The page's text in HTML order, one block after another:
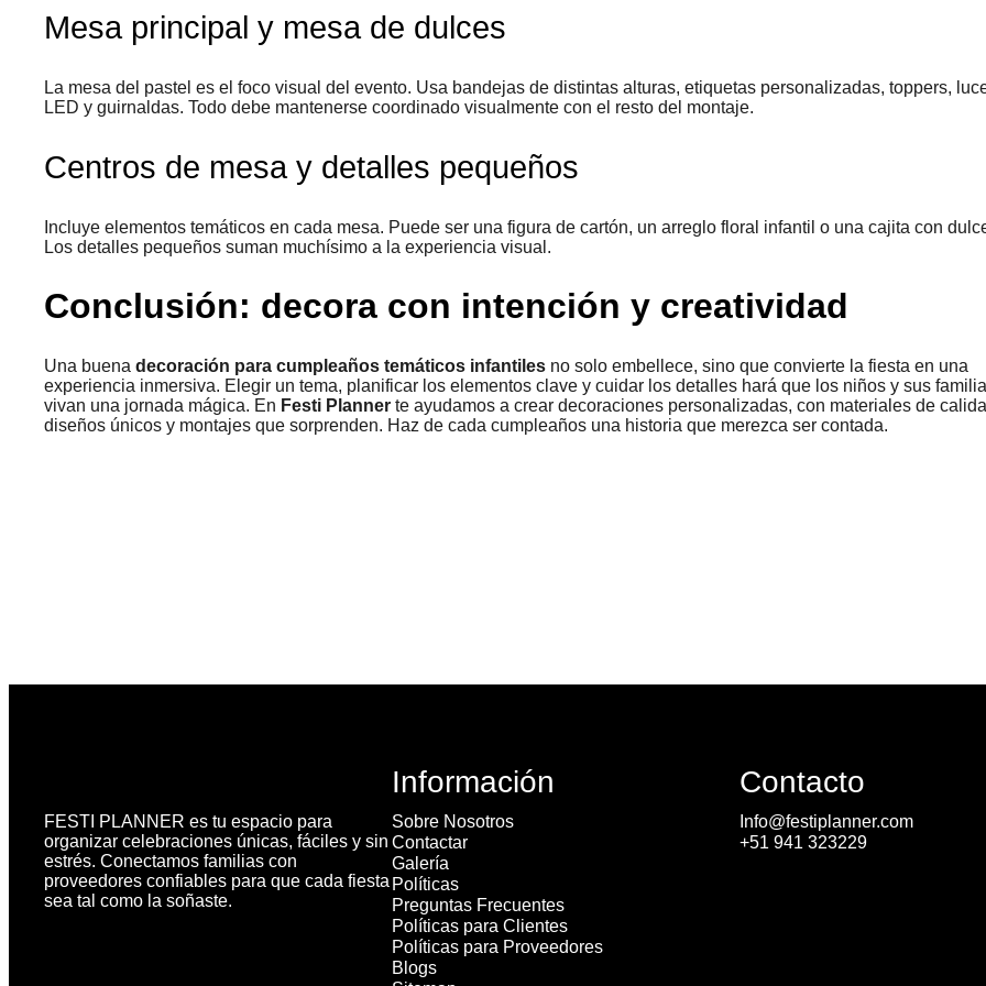
Mesa principal y mesa de dulces
La mesa del pastel es el foco visual del evento. Usa bandejas de distintas alturas, etiquetas personalizadas, toppers,
LED y guirnaldas. Todo debe mantenerse coordinado visualmente con el resto del montaje.
Centros de mesa y detalles pequeños
Incluye elementos temáticos en cada mesa. Puede ser una figura de cartón, un arreglo floral infantil o una cajita con
Los detalles pequeños suman muchísimo a la experiencia visual.
Conclusión: decora con intención y creatividad
Una buena decoración para cumpleaños temáticos infantiles no solo embellece, sino que convierte la fiesta en una
experiencia inmersiva. Elegir un tema, planificar los elementos clave y cuidar los detalles hará que los niños y sus
vivan una jornada mágica. En Festi Planner te ayudamos a crear decoraciones personalizadas, con materiales de
diseños únicos y montajes que sorprenden. Haz de cada cumpleaños una historia que merezca ser contada.
FESTI PLANNER es tu espacio para
organizar celebraciones únicas, fáciles y sin
estrés. Conectamos familias con
proveedores confiables para que cada fiesta
sea tal como la soñaste.
Información
Sobre Nosotros
Contactar
Galería
Políticas
Preguntas Frecuentes
Políticas para Clientes
Políticas para Proveedores
Blogs
Contacto
Info@festiplanner.com
+51 941 323229